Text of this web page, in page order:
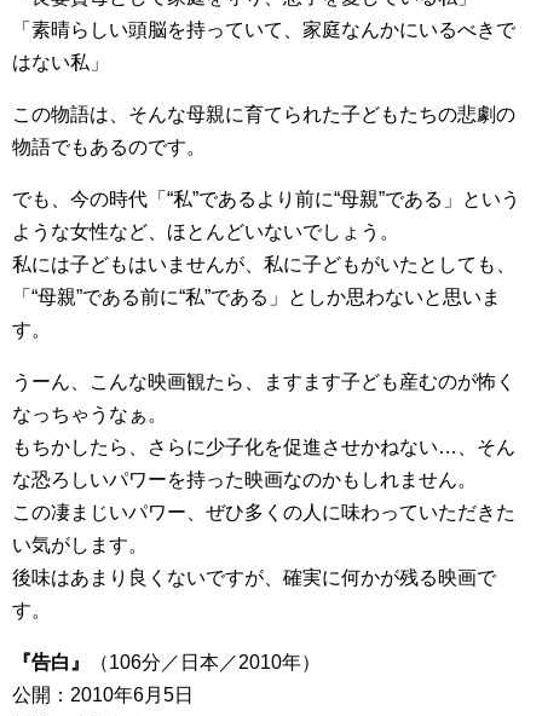
「素晴らしい頭脳を持っていて、家庭なんかにいるべきで
はない私」
この物語は、そんな母親に育てられた子どもたちの悲劇の
物語でもあるのです。
でも、今の時代「“私”であるより前に“母親”である」という
ような女性など、ほとんどいないでしょう。
私には子どもはいませんが、私に子どもがいたとしても、
「“母親”である前に“私”である」としか思わないと思いま
す。
うーん、こんな映画観たら、ますます子ども産むのが怖く
なっちゃうなぁ。
もちかしたら、さらに少子化を促進させかねない…、そん
な恐ろしいパワーを持った映画なのかもしれません。
この凄まじいパワー、ぜひ多くの人に味わっていただきた
い気がします。
後味はあまり良くないですが、確実に何かが残る映画で
す。
『告白』
（106分／日本／2010年）
公開：2010年6月5日